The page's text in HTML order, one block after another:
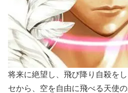
将来に絶望し、飛び降り自殺を
セから、空を自由に飛べる天使